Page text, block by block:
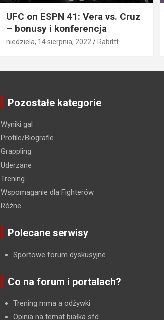
UFC on ESPN 41: Vera vs. Cruz
– bonusy i konferencja
niedziela, 14 sierpnia, 2022 Rabittt
Pozostałe kategorie
Wyniki gal
Profile/Biografie
Grappling
Uderzane
Trening
Wspomaganie dla Fighterów
Różne
Polecane serwisy
Sportowe forum dyskusyjne
Co na forum i portalach?
Trening mma a odżywki
Opinia na temat białka sfd